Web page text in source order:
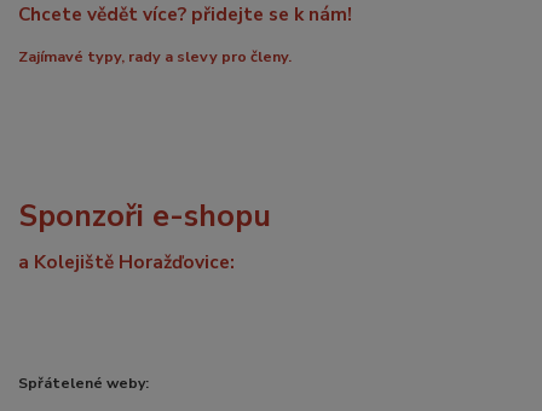
Chcete vědět více? přidejte se k nám!
Zajímavé typy, rady a slevy pro členy.
Sponzoři e-shopu
a Kolejiště Horažďovice:
Spřátelené weby: